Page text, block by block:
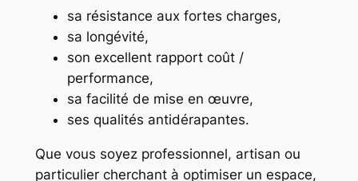
sa résistance aux fortes charges,
sa longévité,
son excellent rapport coût /
performance,
sa facilité de mise en œuvre,
ses qualités antidérapantes.
Que vous soyez professionnel, artisan ou
particulier cherchant à optimiser un espace,